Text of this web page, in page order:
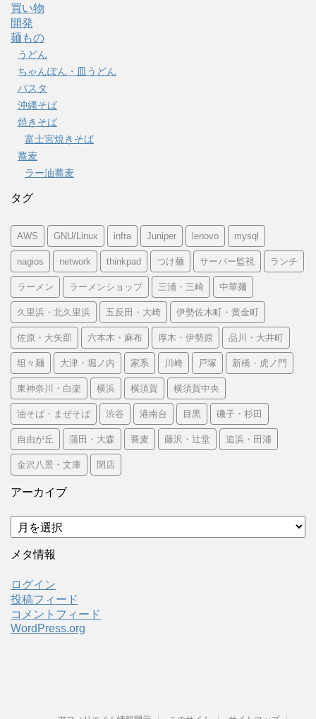
買い物
開発
麺もの
うどん
ちゃんぽん・皿うどん
パスタ
沖縄そば
焼きそば
富士宮焼きそば
蕎麦
ラー油蕎麦
タグ
AWS GNU/Linux infra Juniper lenovo mysql
nagios network thinkpad つけ麺 サーバー監視 ランチ
ラーメン ラーメンショップ 三浦・三崎 中華麺
久里浜・北久里浜 五反田・大崎 伊勢佐木町・黄金町
佐原・大矢部 六本木・麻布 厚木・伊勢原 品川・大井町
坦々麺 大津・堀ノ内 家系 川崎 戸塚 新橋・虎ノ門
東神奈川・白楽 横浜 横須賀 横須賀中央
油そば・まぜそば 渋谷 港南台 目黒 磯子・杉田
自由が丘 蒲田・大森 蕎麦 藤沢・辻堂 追浜・田浦
金沢八景・文庫 閉店
アーカイブ
ア
ー
カ
ブ
メタ情報
ログイン
投稿フィード
コメントフィード
WordPress.org